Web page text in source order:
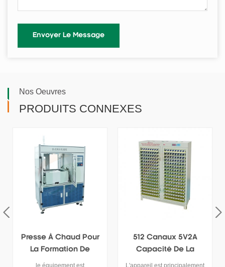
Nos Oeuvres
PRODUITS CONNEXES
512 Canaux 5V2A
Capacité De La
Batterie Testeur De
L'appareil est principalement
Système De Formation
Automatique De
Batterie De Presse À
il s'agit d'un système de